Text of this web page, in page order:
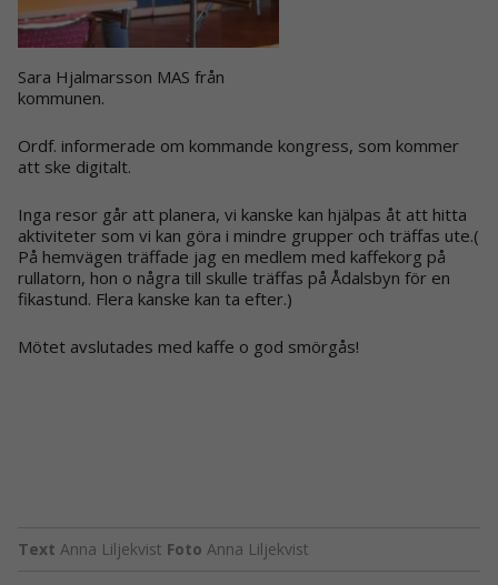
Sara Hjalmarsson MAS från
kommunen.
Ordf. informerade om kommande kongress, som kommer
att ske digitalt.
Inga resor går att planera, vi kanske kan hjälpas åt att hitta
aktiviteter som vi kan göra i mindre grupper och träffas ute.(
På hemvägen träffade jag en medlem med kaffekorg på
rullatorn, hon o några till skulle träffas på Ådalsbyn för en
fikastund. Flera kanske kan ta efter.)
Mötet avslutades med kaffe o god smörgås!
Text Anna Liljekvist Foto Anna Liljekvist